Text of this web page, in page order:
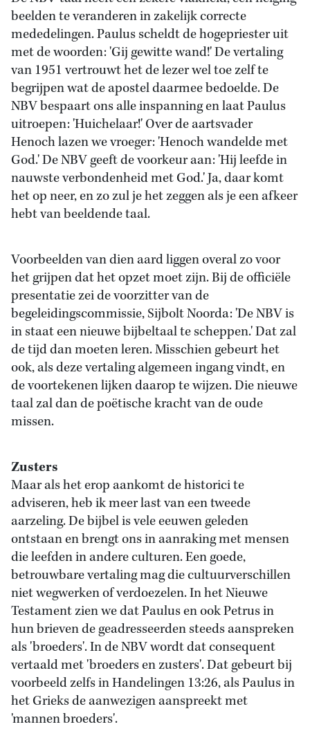
beelden te veranderen in zakelijk correcte
mededelingen. Paulus scheldt de hogepriester uit
met de woorden: 'Gij gewitte wand!' De vertaling
van 1951 vertrouwt het de lezer wel toe zelf te
begrijpen wat de apostel daarmee bedoelde. De
NBV bespaart ons alle inspanning en laat Paulus
uitroepen: 'Huichelaar!' Over de aartsvader
Henoch lazen we vroeger: 'Henoch wandelde met
God.' De NBV geeft de voorkeur aan: 'Hij leefde in
nauwste verbondenheid met God.' Ja, daar komt
het op neer, en zo zul je het zeggen als je een afkeer
hebt van beeldende taal.
Voorbeelden van dien aard liggen overal zo voor
het grijpen dat het opzet moet zijn. Bij de officiële
presentatie zei de voorzitter van de
begeleidingscommissie, Sijbolt Noorda: 'De NBV is
in staat een nieuwe bijbeltaal te scheppen.' Dat zal
de tijd dan moeten leren. Misschien gebeurt het
ook, als deze vertaling algemeen ingang vindt, en
de voortekenen lijken daarop te wijzen. Die nieuwe
taal zal dan de poëtische kracht van de oude
missen.
Zusters
Maar als het erop aankomt de historici te
adviseren, heb ik meer last van een tweede
aarzeling. De bijbel is vele eeuwen geleden
ontstaan en brengt ons in aanraking met mensen
die leefden in andere culturen. Een goede,
betrouwbare vertaling mag die cultuurverschillen
niet wegwerken of verdoezelen. In het Nieuwe
Testament zien we dat Paulus en ook Petrus in
hun brieven de geadresseerden steeds aanspreken
als 'broeders'. In de NBV wordt dat consequent
vertaald met 'broeders en zusters'. Dat gebeurt bij
voorbeeld zelfs in Handelingen 13:26, als Paulus in
het Grieks de aanwezigen aanspreekt met
'mannen broeders'.